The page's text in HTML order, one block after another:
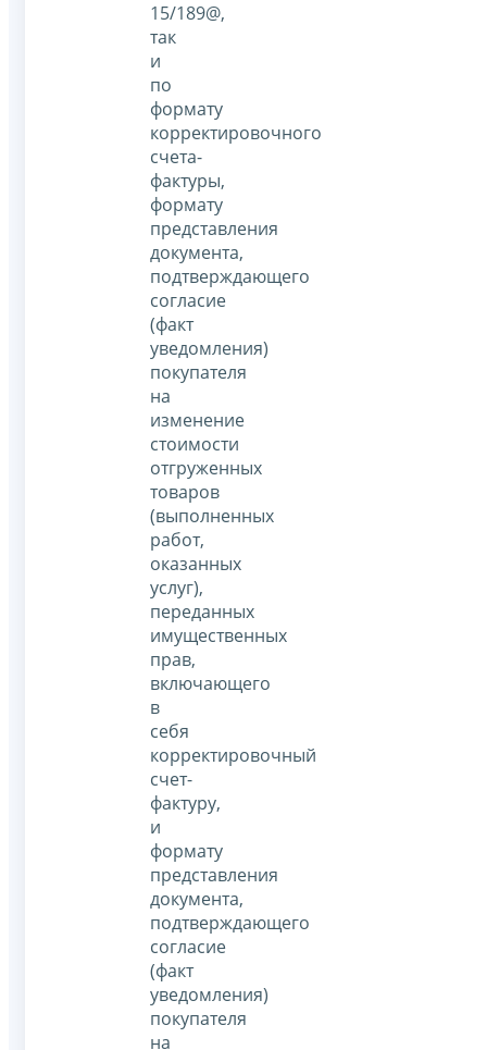
15/189@,
так
и
по
формату
корректировочного
счета-
фактуры,
формату
представления
документа,
подтверждающего
согласие
(факт
уведомления)
покупателя
на
изменение
стоимости
отгруженных
товаров
(выполненных
работ,
оказанных
услуг),
переданных
имущественных
прав,
включающего
в
себя
корректировочный
счет-
фактуру,
и
формату
представления
документа,
подтверждающего
согласие
(факт
уведомления)
покупателя
на